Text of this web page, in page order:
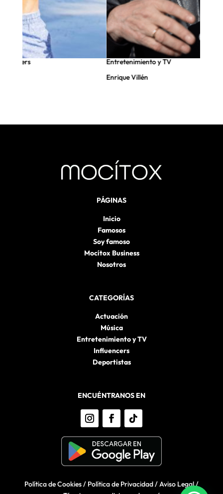
Entretenimiento y TV
Enrique Villén
PÁGINAS
Inicio
Famosos
Soy famoso
Mocítox Business
Nosotros
CATEGORÍAS
Actuación
Música
Entretenimiento y TV
Influencers
Deportistas
ENCUÉNTRANOS EN
Política de Cookies/ Política de Privacidad/Aviso Legal/